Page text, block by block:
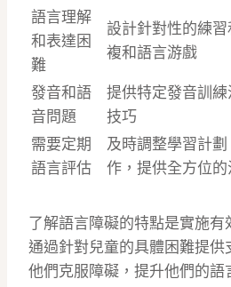
語言理解
和表達困
難
設計針對性的練
複和語言游戲
發音和語
音問題
提供特定發音訓
技巧
需要定期
語言評估
及時調整學習計
作，提供全方位
了解語言障礙的特點是實施有
通過針對兒童的具體困難提供
他們克服障礙，提升他們的語